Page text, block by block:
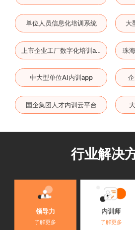
单位人员信息化培训系统 大
上市企业工厂数字化培训app 珠
中大型单位AI内训app
国企集团人才内训云平台
行业解决
领导力
了解更多
内训师
了解更多